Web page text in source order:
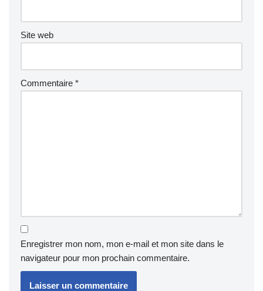
Site web
Commentaire *
Enregistrer mon nom, mon e-mail et mon site dans le
navigateur pour mon prochain commentaire.